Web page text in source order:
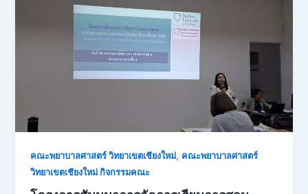
คณะพยาบาลศาสตร์ วิทยาเขตเชียงใหม่, คณะพยาบาลศาสตร์
วิทยาเขตเชียงใหม่ กิจกรรมคณะ